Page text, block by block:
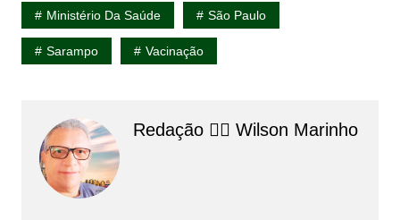
Ministério Da Saúde São Paulo
Sarampo Vacinação
Redação 👨‍⚖️​ Wilson Marinho